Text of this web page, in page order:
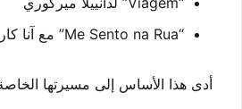
“Me Sento na Rua” مع آنا كارولينا
أدى هذا الأساس إلى مسيرتها